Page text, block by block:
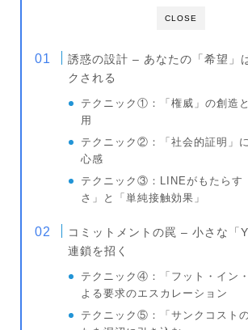
CLOSE
誘惑の設計 – あなたの「希望」
クされる
テクニック①：「権威」の創造
用
テクニック②：「社会的証明」
心感
テクニック③：LINEがもたらす
さ」と「単純接触効果」
コミットメントの罠 – 小さな「
連鎖を招く
テクニック④：「フット・イン
よる要求のエスカレーション
テクニック⑤：「サンクコスト